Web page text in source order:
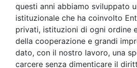
questi anni abbiamo sviluppato
istituzionale che ha coinvolto
privati, istituzioni di ogni ordine
della cooperazione e grandi
dato, con il nostro lavoro, una
carcere senza dimenticare il